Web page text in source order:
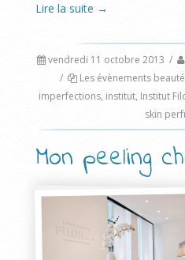
Lire la suite →
vendredi 11 octobre 2013 /
/
Les évènements beauté
imperfections, institut, Institut
skin
Mon peeling